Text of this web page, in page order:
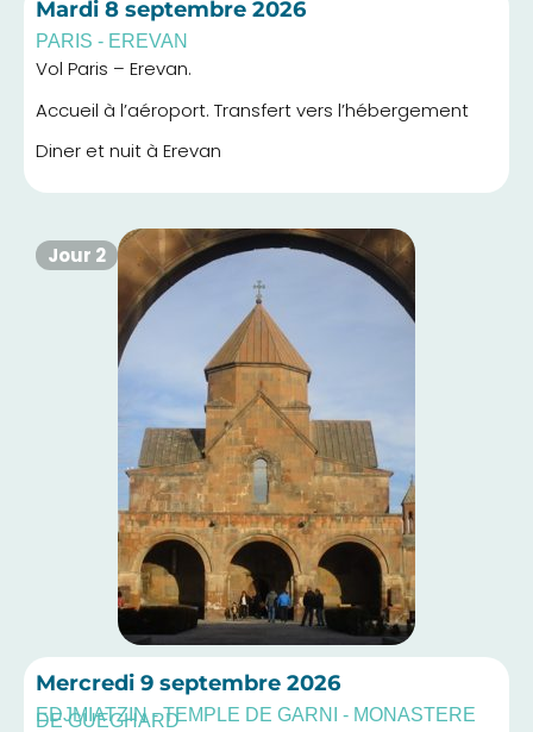
Mardi 8 septembre 2026
PARIS - EREVAN
Vol Paris – Erevan.
Accueil à l’aéroport. Transfert vers l’hébergement
Diner et nuit à Erevan
Jour 2
Mercredi 9 septembre 2026
EDJMIATZIN - TEMPLE DE GARNI - MONASTERE
DE GUEGHARD